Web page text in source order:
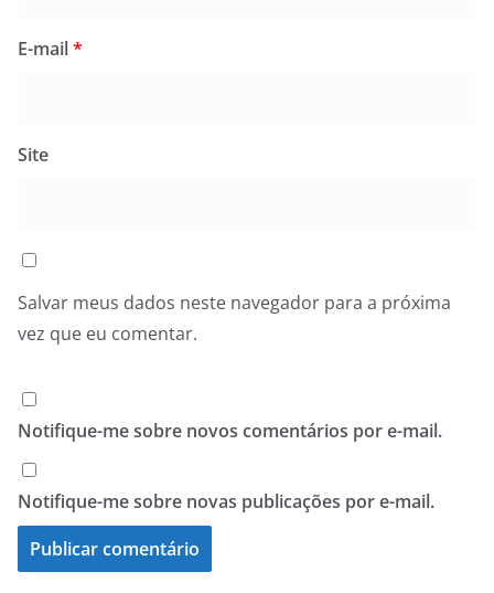
E-mail*
Site
Salvar meus dados neste navegador para a próxima
vez que eu comentar.
Notifique-me sobre novos comentários por e-mail.
Notifique-me sobre novas publicações por e-mail.